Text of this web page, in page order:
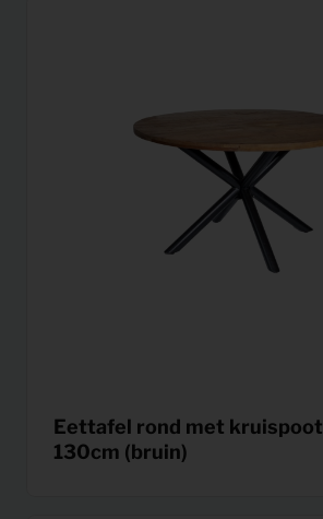
Eettafel rond met kruispoot
130cm (bruin)